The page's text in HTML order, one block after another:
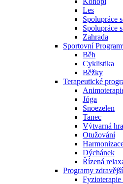
Les
Spolupráce
Spolupráce
Zahrada
Sportovní
Běh
Cyklistika
Běžky
Terapeutické
Jóga
Snoezelen
Tanec
Výtvarná
Otužování
Dýchánek
Řízená
Programy
Fyzioterapie